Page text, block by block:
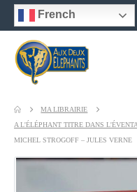
French
MA LIBRAIRIE
A L'ÉLÉPHANT TITRE DANS
MICHEL STROGOFF – JULES VERNE